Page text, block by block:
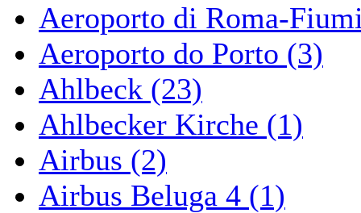
Aeroporto di Roma-
Aeroporto do Porto (3)
Ahlbeck (23)
Ahlbecker Kirche (1)
Airbus (2)
Airbus Beluga 4 (1)